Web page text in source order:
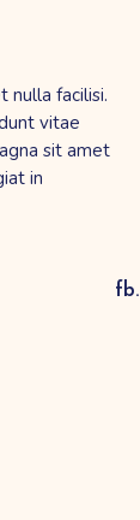
nulla facilisi.
vitae
sit amet
in
fb.